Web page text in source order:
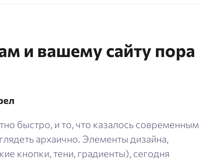
и вашему сайту пора
быстро, и то, что казалось современным
архаично. Элементы дизайна,
кнопки, тени, градиенты), сегодня